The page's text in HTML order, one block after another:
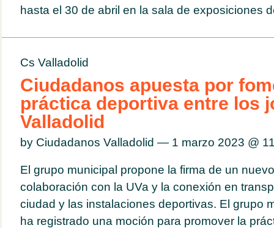
hasta el 30 de abril en la sala de exposiciones
Cs Valladolid
Ciudadanos apuesta por
práctica deportiva entre los
Valladolid
by Ciudadanos Valladolid — 1 marzo 2023 @
El grupo municipal propone la firma de un
colaboración con la UVa y la conexión en
ciudad y las instalaciones deportivas. El grupo
ha registrado una moción para promover la